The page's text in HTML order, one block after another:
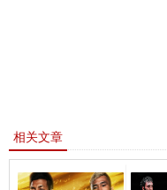
相关文章